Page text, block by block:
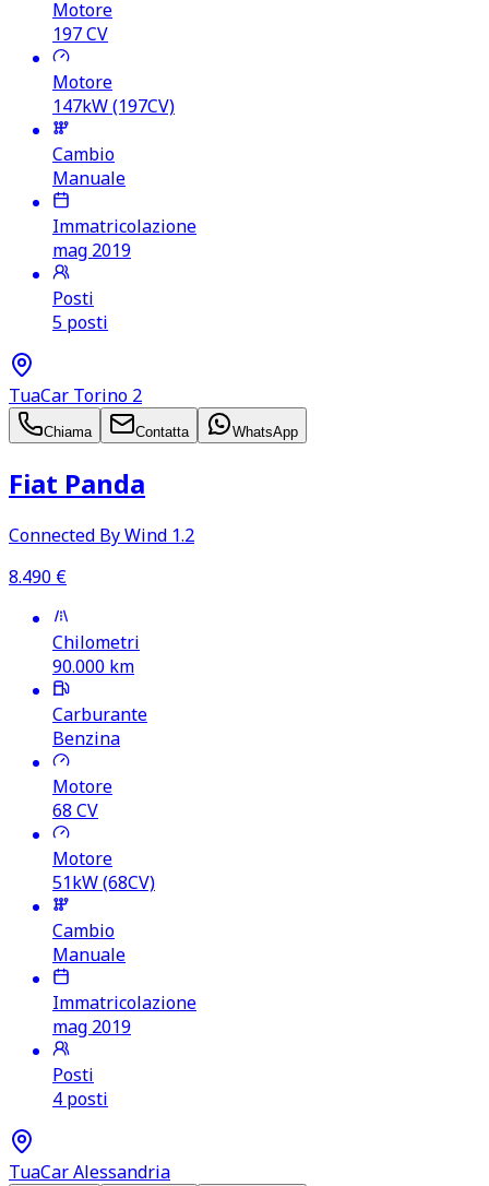
Motore
197CV
Motore
147kW (197CV)
Cambio
Manuale
Immatricolazione
mag 2019
Posti
5 posti
TuaCar Torino 2
Chiama Contatta WhatsApp
Fiat Panda
Connected By Wind 1.2
8.490 €
Chilometri
90.000 km
Carburante
Benzina
Motore
68 CV
Motore
51kW (68CV)
Cambio
Manuale
Immatricolazione
mag 2019
Posti
4 posti
TuaCar Alessandria